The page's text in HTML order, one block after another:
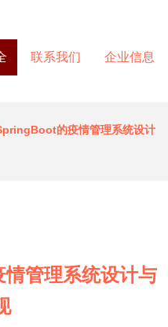
联系我们 企业信息
的疫情管理系统设计
管理系统设计与